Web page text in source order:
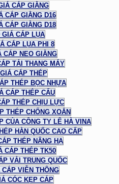
CÁP GIẰNG
CÁP GIẰNG D16
CÁP GIẰNG D18
GIÁ CÁP LỤA
CÁP LỤA PHI 8
CÁP NEO GIẰNG
TẢI THANG MÁY
CÁP THÉP
THÉP BỌC NHỰA
CÁP THÉP CẨU
THÉP CHỊU LỰC
THÉP CHỐNG XOẮN
CỦA CÔNG TY LÊ HÀ VINA
HÀN QUỐC CAO CẤP
THÉP NÂNG HẠ
CÁP THÉP TK50
VẢI TRUNG QUỐC
VIỄN THÔNG
CÓC KẸP CÁP